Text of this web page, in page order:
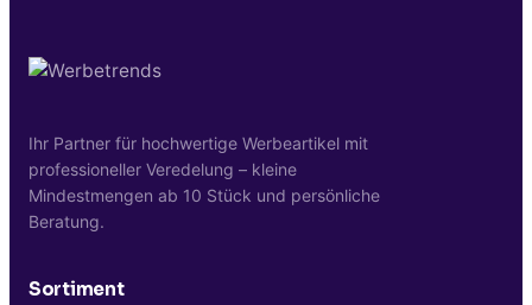
ist die A3 Pro wirtschaftlich attraktiv
Ihr Partner für hochwertige Werbeartikel mit
professioneller Veredelung – kleine
Mindestmengen ab 10 Stück und persönliche
Beratung.
Sortiment